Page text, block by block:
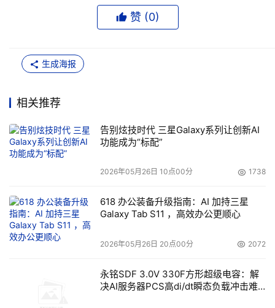
赞 (0)
生成海报
相关推荐
告别炫技时代 三星Galaxy系列让创新AI
功能成为“标配”
2026年05月26日 10点00分 1738
618 办公装备升级指南：AI 加持三星
Galaxy Tab S11 ，高效办公更顺心
2026年05月26日 20点00分 2072
永铭SDF 3.0V 330F方形超级电容：解
决AI服务器PCS高di/dt瞬态负载冲击难